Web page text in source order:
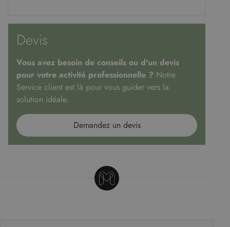
Devis
Vous avez besoin de conseils ou d'un devis
pour votre activité professionnelle ? Notre
Service client est là pour vous guider vers la
solution idéale.
Demandez un devis